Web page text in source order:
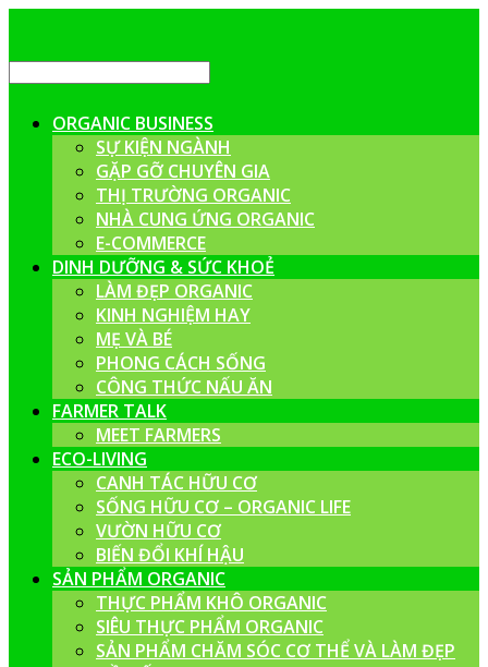
ORGANIC BUSINESS
SỰ KIỆN NGÀNH
GẶP GỠ CHUYÊN GIA
THỊ TRƯỜNG ORGANIC
NHÀ CUNG ỨNG ORGANIC
E-COMMERCE
DINH DƯỠNG & SỨC KHOẺ
LÀM ĐẸP ORGANIC
KINH NGHIỆM HAY
MẸ VÀ BÉ
PHONG CÁCH SỐNG
CÔNG THỨC NẤU ĂN
FARMER TALK
MEET FARMERS
ECO-LIVING
CANH TÁC HỮU CƠ
SỐNG HỮU CƠ – ORGANIC LIFE
VƯỜN HỮU CƠ
BIẾN ĐỔI KHÍ HẬU
SẢN PHẨM ORGANIC
THỰC PHẨM KHÔ ORGANIC
SIÊU THỰC PHẨM ORGANIC
SẢN PHẨM CHĂM SÓC CƠ THỂ VÀ LÀM ĐẸP